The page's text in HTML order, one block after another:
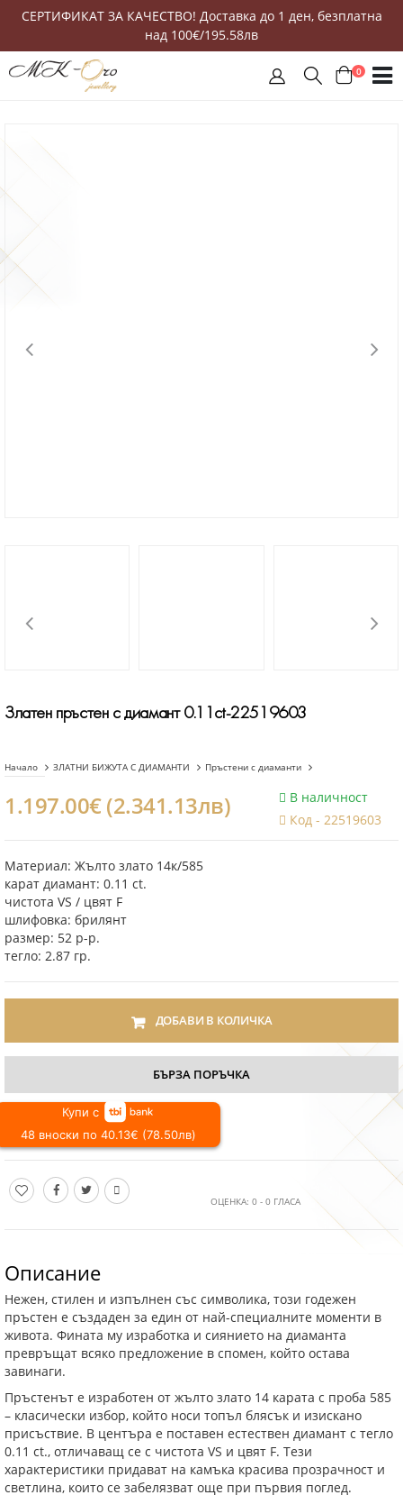
СЕРТИФИКАТ ЗА КАЧЕСТВО! Доставка до 1 ден, безплатна
над 100€/195.58лв
0
Златен пръстен с диамант 0.11ct-22519603
Начало ЗЛАТНИ БИЖУТА С ДИАМАНТИ Пръстени с диаманти
1.197.00€ (2.341.13лв)
В наличност
Код -22519603
Материал: Жълто злато 14к/585
карат диамант: 0.11 ct.
чистота VS / цвят F
шлифовка: брилянт
размер: 52 р-р.
тегло: 2.87 гр.
ДОБАВИ В КОЛИЧКА
БЪРЗА ПОРЪЧКА
Купи с
48 вноски по 40.13€ (78.50лв)
ОЦЕНКА: 0 - 0 ГЛАСА
Описание
Нежен, стилен и изпълнен със символика, този годежен
пръстен е създаден за един от най-специалните моменти в
живота. Фината му изработка и сиянието на диаманта
превръщат всяко предложение в спомен, който остава
завинаги.
Пръстенът е изработен от жълто злато 14 карата с проба 585
– класически избор, който носи топъл блясък и изискано
присъствие. В центъра е поставен естествен диамант с тегло
0.11 ct., отличаващ се с чистота VS и цвят F. Тези
характеристики придават на камъка красива прозрачност и
светлина, които се забелязват още при първия поглед.